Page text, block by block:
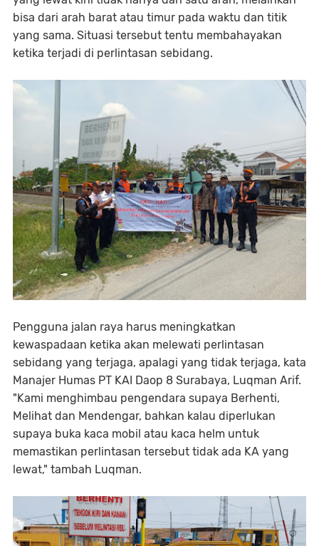
bisa dari arah barat atau timur pada waktu dan titik
yang sama. Situasi tersebut tentu membahayakan
ketika terjadi di perlintasan sebidang.
Pengguna jalan raya harus meningkatkan
kewaspadaan ketika akan melewati perlintasan
sebidang yang terjaga, apalagi yang tidak terjaga, kata
Manajer Humas PT KAI Daop 8 Surabaya, Luqman Arif.
"Kami menghimbau pengendara supaya Berhenti,
Melihat dan Mendengar, bahkan kalau diperlukan
supaya buka kaca mobil atau kaca helm untuk
memastikan perlintasan tersebut tidak ada KA yang
lewat," tambah Luqman.